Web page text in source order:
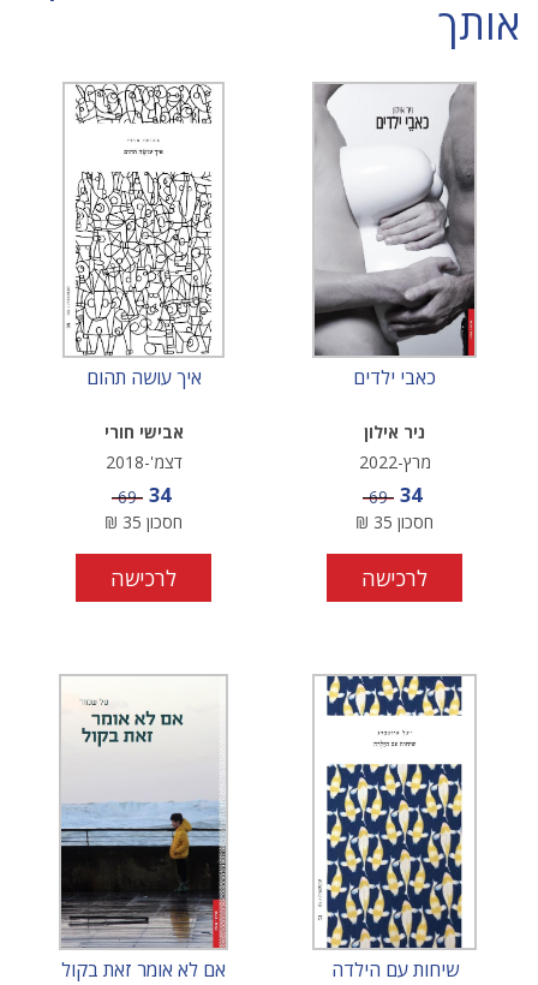
אותך
כאבי ילדים
ניר אילון
מרץ-2022
מחיר מבצע
34 מחיר
69
חסכון 35
₪
לרכישה
איך עושה תהום
אבישי חורי
דצמ'-2018
מחיר מבצע
34 מחיר
69
חסכון 35
₪
לרכישה
שיחות עם הילדה אם לא אומר זאת בקול